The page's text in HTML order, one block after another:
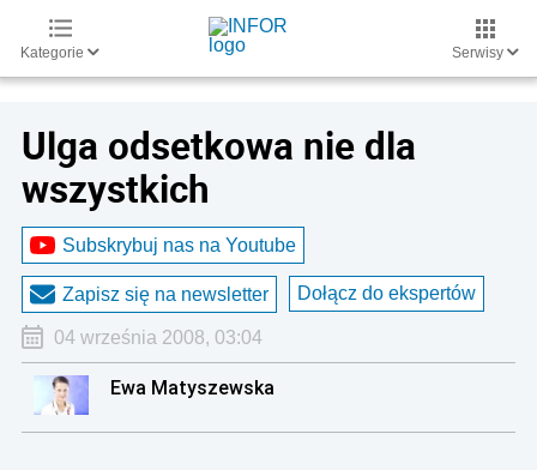
Kategorie Serwisy
Ulga odsetkowa nie dla
wszystkich
Subskrybuj nas na Youtube
Zapisz się na newsletter Dołącz do ekspertów
04 września 2008, 03:04
Ewa Matyszewska